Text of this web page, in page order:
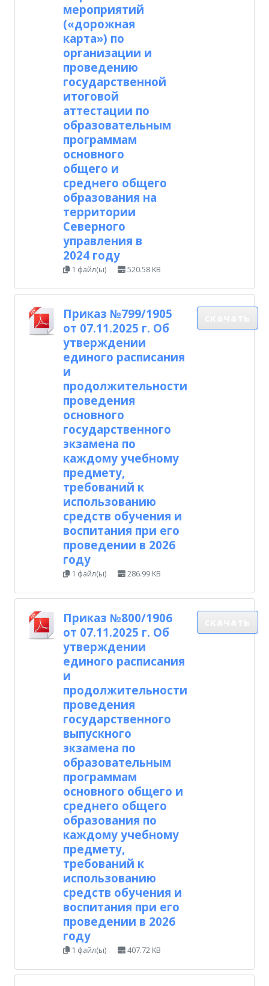
мероприятий
(«дорожная
карта») по
организации и
проведению
государственной
итоговой
аттестации по
образовательным
программам
основного
общего и
среднего общего
образования на
территории
Северного
управления в
2024 году
1 файл(ы) 520.58 KB
Приказ №799/1905
от 07.11.2025 г. Об
утверждении
единого расписания
и
продолжительности
проведения
основного
государственного
экзамена по
каждому учебному
предмету,
требований к
использованию
средств обучения и
воспитания при его
проведении в 2026
году
1 файл(ы) 286.99 KB
Приказ №800/1906
от 07.11.2025 г. Об
утверждении
единого расписания
и
продолжительности
проведения
государственного
выпускного
экзамена по
образовательным
программам
основного общего и
среднего общего
образования по
каждому учебному
предмету,
требований к
использованию
средств обучения и
воспитания при его
проведении в 2026
году
1 файл(ы) 407.72 KB